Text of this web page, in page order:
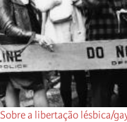
Sobre a libertação lésbica/